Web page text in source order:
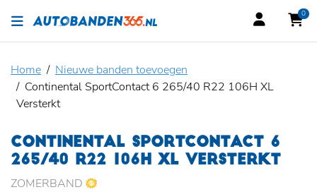
0
Home
Nieuwe banden toevoegen
Continental SportContact 6 265/40 R22 106H XL
Versterkt
CONTINENTAL SPORTCONTACT 6
265/40 R22 106H XL VERSTERKT
ZOMERBAND